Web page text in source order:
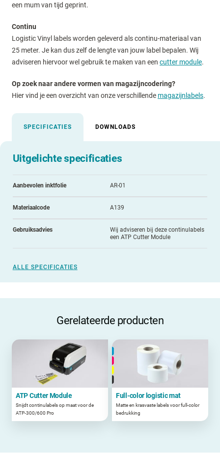
een mum van tijd geprint.
Continu
Logistic Vinyl labels worden geleverd als continu-materiaal van
25 meter. Je kan dus zelf de lengte van jouw label bepalen. Wij
adviseren hiervoor wel gebruik te maken van een cutter module.
Op zoek naar andere vormen van magazijncodering?
Hier vind je een overzicht van onze verschillende magazijnlabels.
SPECIFICATIES DOWNLOADS
Uitgelichte specificaties
Aanbevolen inktfolie AR-01
Materiaalcode A139
Gebruiksadvies
Wij adviseren bij deze continulabels
een ATP Cutter Module
ALLE SPECIFICATIES
Gerelateerde producten
ATP Cutter Module
Snijdt continulabels op maat voor de
ATP-300/600 Pro
Full-color logistic mat
Matte en krasvaste labels voor full-color
bedrukking